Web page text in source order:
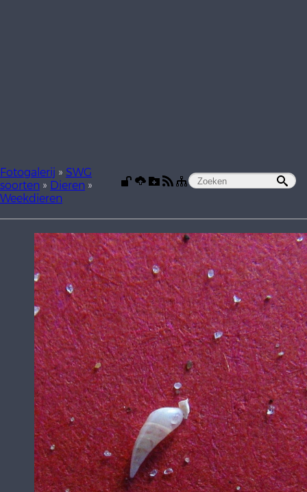
Fotogalerij » SWG
soorten » Dieren »
Weekdieren